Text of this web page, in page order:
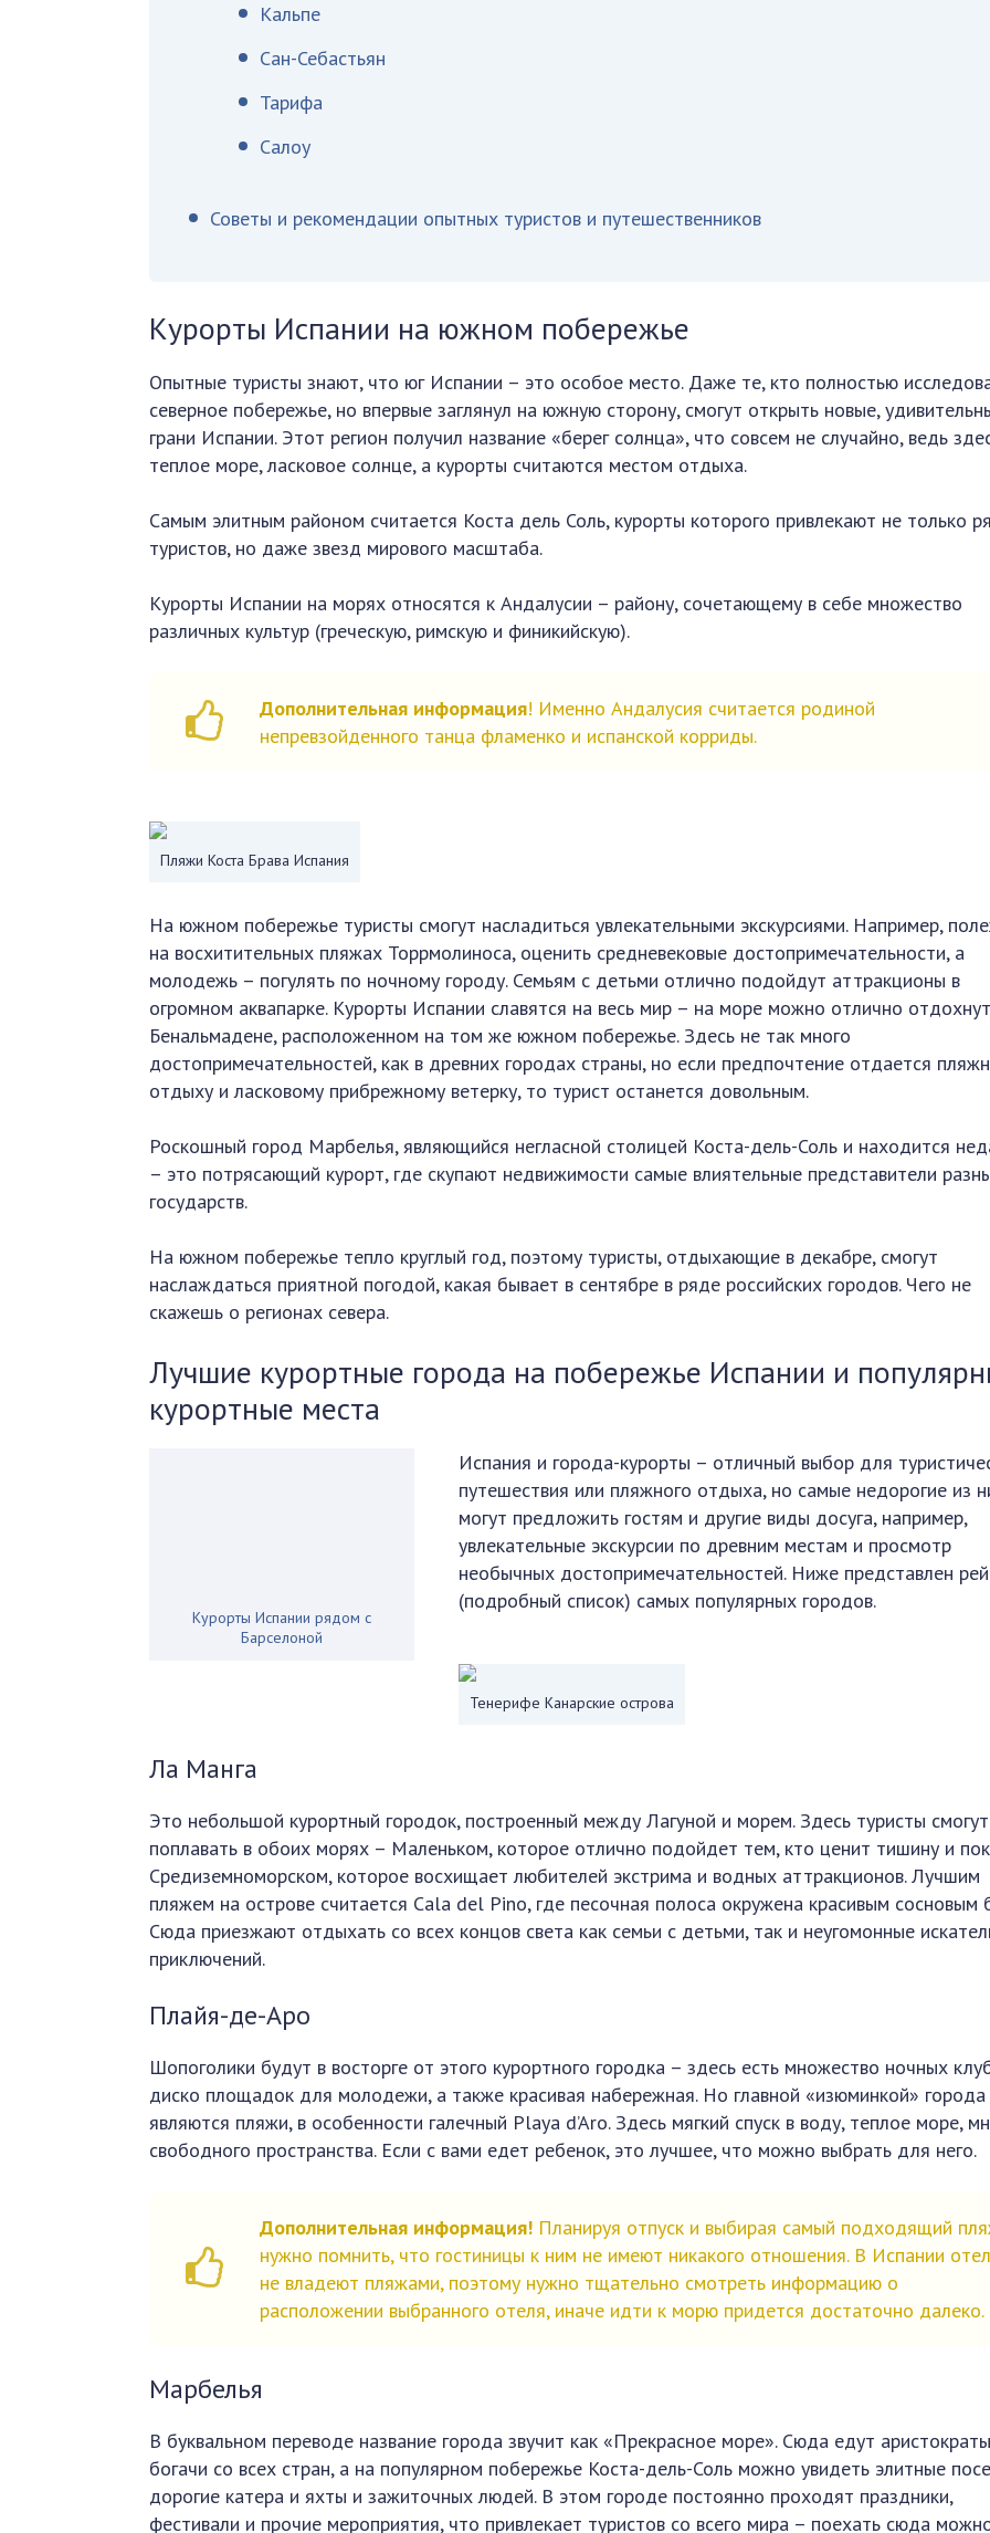
Кальпе
Сан-Себастьян
Тарифа
Салоу
Советы и рекомендации опытных туристов и путешественников
Курорты Испании на южном побережье
Опытные туристы знают, что юг Испании – это особое место. Даже те, кто полностью
северное побережье, но впервые заглянул на южную сторону, смогут открыть новые,
грани Испании. Этот регион получил название «берег солнца», что совсем не случайно, ведь
теплое море, ласковое солнце, а курорты считаются местом отдыха.
Самым элитным районом считается Коста дель Соль, курорты которого привлекают не только
туристов, но даже звезд мирового масштаба.
Курорты Испании на морях относятся к Андалусии – району, сочетающему в себе множество
различных культур (греческую, римскую и финикийскую).
Дополнительная информация! Именно Андалусия считается родиной
непревзойденного танца фламенко и испанской корриды.
Пляжи Коста Брава Испания
На южном побережье туристы смогут насладиться увлекательными экскурсиями. Например,
на восхитительных пляжах Торрмолиноса, оценить средневековые достопримечательности, а
молодежь – погулять по ночному городу. Семьям с детьми отлично подойдут аттракционы в
огромном аквапарке. Курорты Испании славятся на весь мир – на море можно отлично
Бенальмадене, расположенном на том же южном побережье. Здесь не так много
достопримечательностей, как в древних городах страны, но если предпочтение отдается
отдыху и ласковому прибрежному ветерку, то турист останется довольным.
Роскошный город Марбелья, являющийся негласной столицей Коста-дель-Соль и находится
– это потрясающий курорт, где скупают недвижимости самые влиятельные представители
государств.
На южном побережье тепло круглый год, поэтому туристы, отдыхающие в декабре, смогут
наслаждаться приятной погодой, какая бывает в сентябре в ряде российских городов. Чего не
скажешь о регионах севера.
Лучшие курортные города на побережье Испании и
курортные места
Курорты Испании рядом с
Барселоной
Испания и города-курорты – отличный выбор для
путешествия или пляжного отдыха, но самые недорогие из
могут предложить гостям и другие виды досуга, например,
увлекательные экскурсии по древним местам и просмотр
необычных достопримечательностей. Ниже представлен
(подробный список) самых популярных городов.
Тенерифе Канарские острова
Ла Манга
Это небольшой курортный городок, построенный между Лагуной и морем. Здесь туристы смогут
поплавать в обоих морях – Маленьком, которое отлично подойдет тем, кто ценит тишину и
Средиземноморском, которое восхищает любителей экстрима и водных аттракционов. Лучшим
пляжем на острове считается Cala del Pino, где песочная полоса окружена красивым сосновым
Сюда приезжают отдыхать со всех концов света как семьи с детьми, так и неугомонные
приключений.
Плайя-де-Аро
Шопоголики будут в восторге от этого курортного городка – здесь есть множество ночных
диско площадок для молодежи, а также красивая набережная. Но главной «изюминкой» города
являются пляжи, в особенности галечный Playa d’Aro. Здесь мягкий спуск в воду, теплое море,
свободного пространства. Если с вами едет ребенок, это лучшее, что можно выбрать для него.
Дополнительная информация! Планируя отпуск и выбирая самый подходящий
нужно помнить, что гостиницы к ним не имеют никакого отношения. В Испании
не владеют пляжами, поэтому нужно тщательно смотреть информацию о
расположении выбранного отеля, иначе идти к морю придется достаточно далеко.
Марбелья
В буквальном переводе название города звучит как «Прекрасное море». Сюда едут
богачи со всех стран, а на популярном побережье Коста-дель-Соль можно увидеть элитные
дорогие катера и яхты и зажиточных людей. В этом городе постоянно проходят праздники,
фестивали и прочие мероприятия, что привлекает туристов со всего мира – поехать сюда